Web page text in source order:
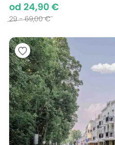
od 24,90 €
29 - 69,00 €